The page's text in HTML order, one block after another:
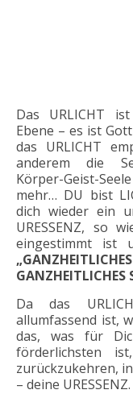
Das URLICHT
Ebene – es ist
das URLICHT
anderem die
Körper-Geist-
mehr… DU bist
dich wieder ein
URESSENZ, so
eingestimmt ist
GANZHEITLICHES
Da das
allumfassend ist,
das, was für
förderlichsten
zurückzukehren,
– deine URESSENZ.